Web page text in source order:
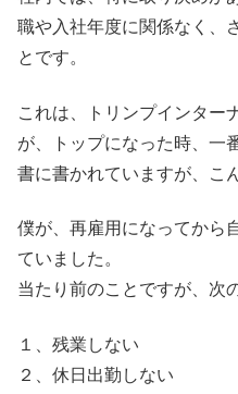
職や入社年度に関係なく、
とです。
これは、トリンプインター
が、トップになった時、一
書に書かれていますが、こ
僕が、再雇用になってから
ていました。
当たり前のことですが、次
１、残業しない
２、休日出勤しない